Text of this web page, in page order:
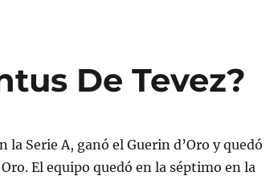
De Tevez?
Serie A, ganó el Guerin d’Oro y quedó
El equipo quedó en la séptimo en la